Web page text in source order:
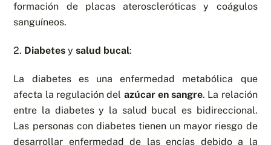
formación de placas ateroscleróticas y coágulos
sanguíneos.
2. Diabetes y salud bucal:
La diabetes es una enfermedad metabólica que
afecta la regulación del azúcar en sangre. La relación
entre la diabetes y la salud bucal es bidireccional.
Las personas con diabetes tienen un mayor riesgo de
desarrollar enfermedad de las encías debido a la